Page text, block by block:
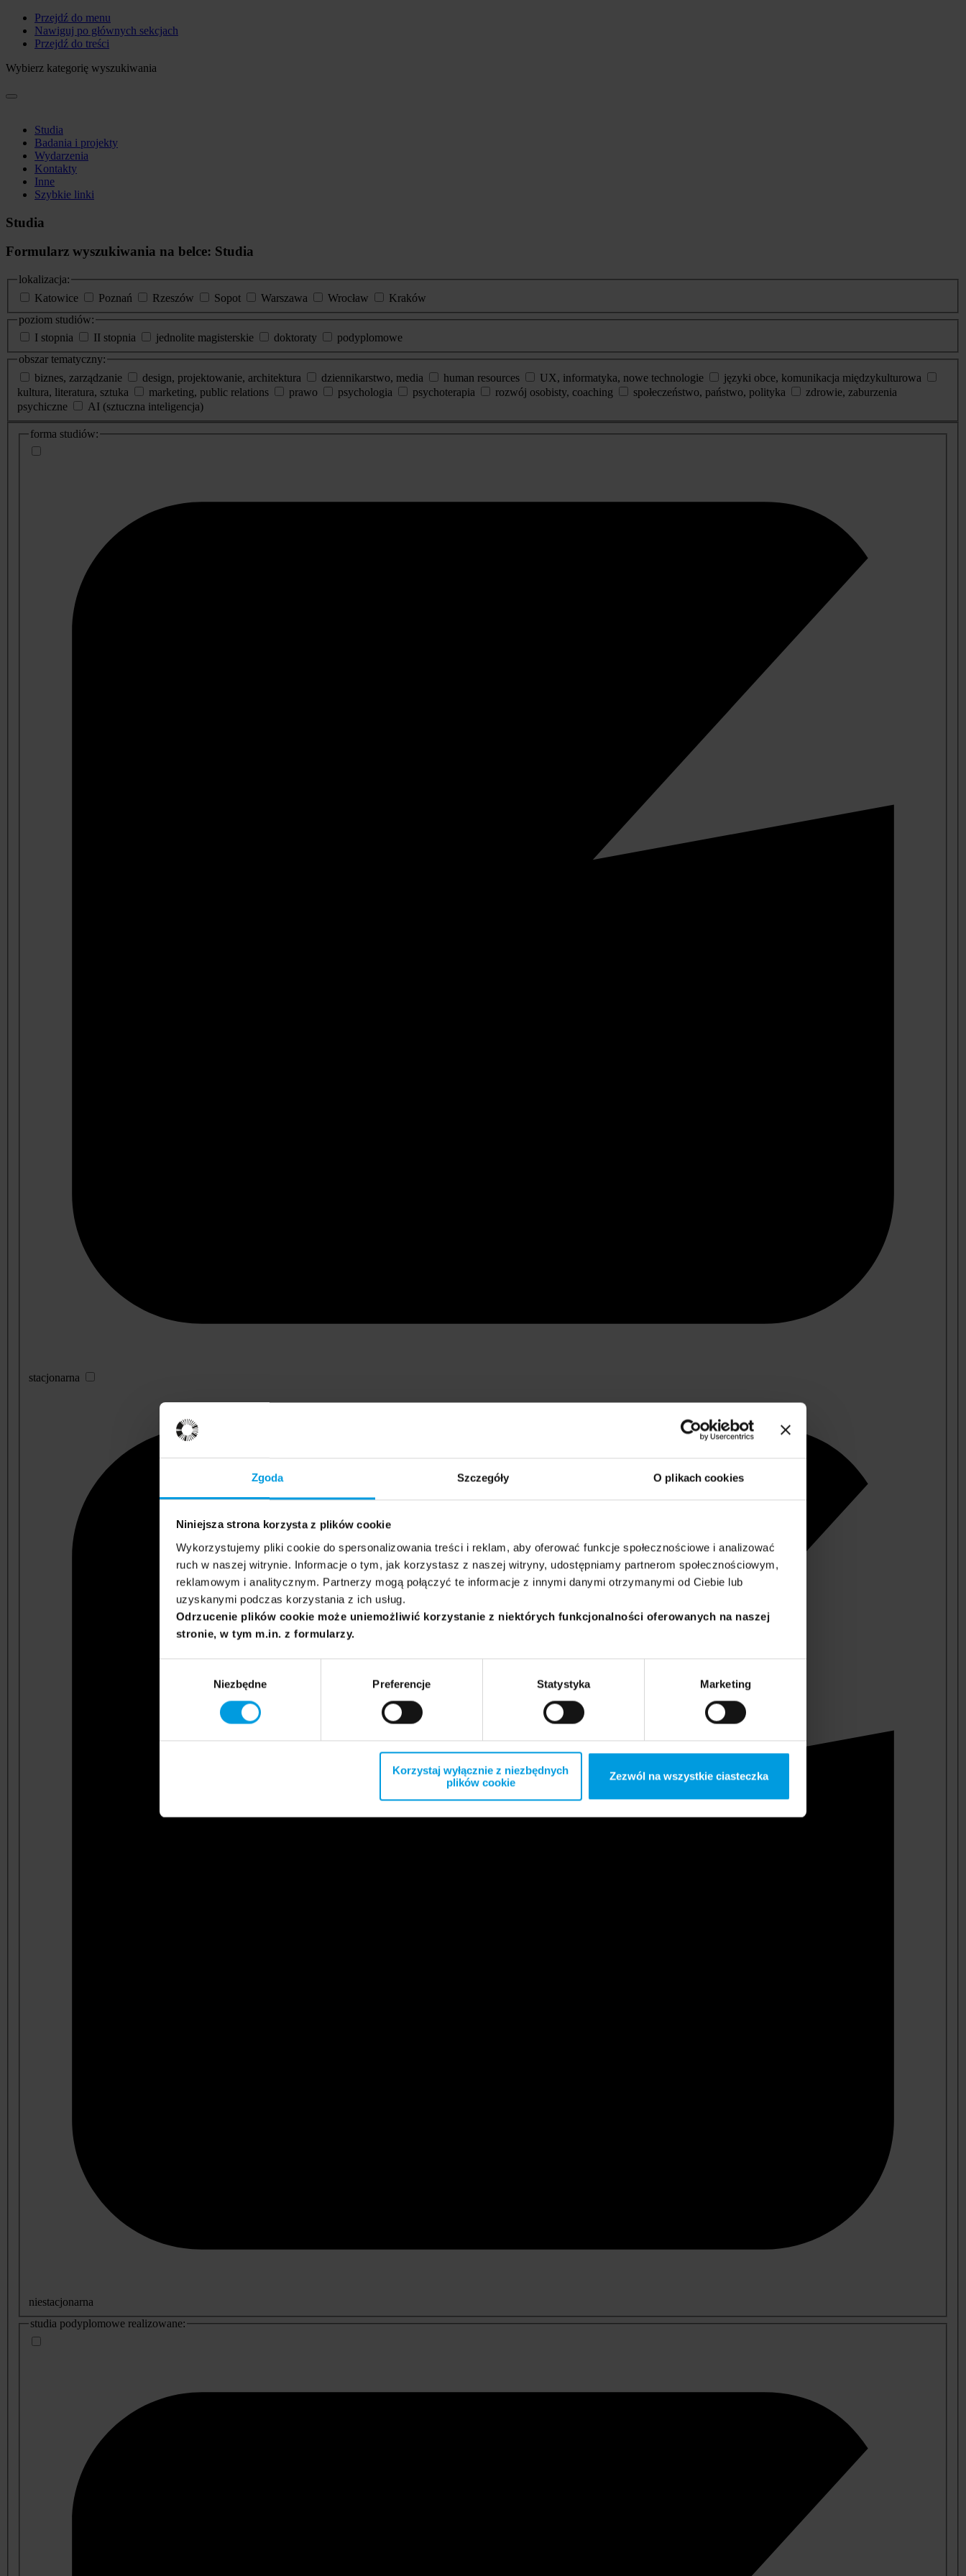
Zgoda Szczegóły O plikach cookies
Niniejsza strona korzysta z plików cookie
Wykorzystujemy pliki cookie do spersonalizowania treści i reklam, aby oferować funkcje społecznościowe i analizować
ruch w naszej witrynie. Informacje o tym, jak korzystasz z naszej witryny, udostępniamy partnerom społecznościowym,
reklamowym i analitycznym. Partnerzy mogą połączyć te informacje z innymi danymi otrzymanymi od Ciebie lub
uzyskanymi podczas korzystania z ich usług.
Odrzucenie plików cookie może uniemożliwić korzystanie z niektórych funkcjonalności oferowanych na naszej
stronie, w tym m.in. z formularzy.
Niezbędne Preferencje Statystyka Marketing
Korzystaj wyłącznie z niezbędnych
plików cookie
Zezwól na wszystkie ciasteczka
Przejdź do menu
Nawiguj po głównych sekcjach
Przejdź do treści
Wybierz kategorię wyszukiwania
Studia
Badania i projekty
Wydarzenia
Kontakty
Inne
Szybkie linki
Studia
Formularz wyszukiwania na belce: Studia
lokalizacja:
Katowice
Poznań Rzeszów Sopot Warszawa Wrocław
Kraków
poziom studiów:
I stopnia
II stopnia jednolite magisterskie doktoraty
podyplomowe
obszar tematyczny:
biznes, zarządzanie
design, projektowanie, architektura dziennikarstwo, media human resources UX, informatyka, nowe technologie
języki obce, komunikacja międzykulturowa
kultura, literatura, sztuka
marketing, public relations prawo psychologia psychoterapia rozwój osobisty, coaching społeczeństwo, państwo, polityka
zdrowie, zaburzenia
psychiczne
AI (sztuczna inteligencja)
dodatkowe
informacje
forma studiów:
stacjonarna
niestacjonarna
studia podyplomowe realizowane: